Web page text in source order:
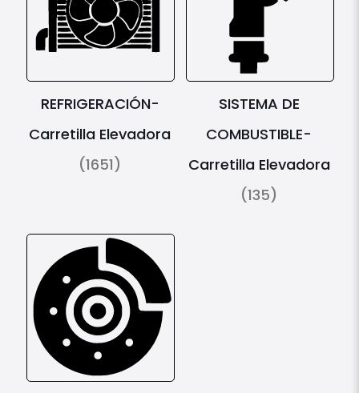
REFRIGERACIÓN-
Carretilla Elevadora
(1651)
SISTEMA DE
COMBUSTIBLE-
Carretilla Elevadora
(135)